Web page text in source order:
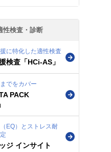
性検査・診断
に特化した適性検査
検査「HCi-AS」
でをカバー
PACK
EQ）とストレス耐
ジ インサイト